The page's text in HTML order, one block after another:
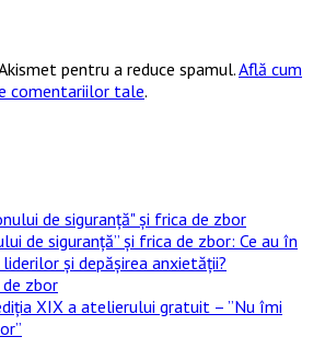
pentru a reduce spamul.Află cum
comentariilor tale.
de siguranță” și frica de zbor: Ce au în
și depășirea anxietății?
XIX a atelierului gratuit – ”Nu îmi